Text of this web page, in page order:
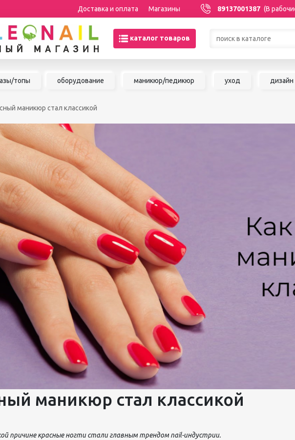
Доставка и оплата Магазины 89137001387 (В
каталог товаров
Распродажа
РЕСНИЦ
ДЕПИЛЯЦИЯ
УХОД
АКСЕССУАРЫ
БРЕНДЫ
Товары со скидками по
Аксессуары для мастеров
Гель-краска
Гель-лаки
Дизайны для ногтей
Жидкости
Инструменты для маникюра и
педикюра
Кисти
Лак для ногтей
Лампы для сушки ногтей
Лечение и уход за кутикулой и
ногтями
Пилки для ногтей
Расходные материалы
Средства для кислотного и
щелочного педикюра
Стерилизаторы
Оборудование
для
топы оборудование маникюр/педикюр уход дизайн
маникюр стал классикой
маникюр стал классикой
причине красные ногти стали главным трендом nail-индустрии.